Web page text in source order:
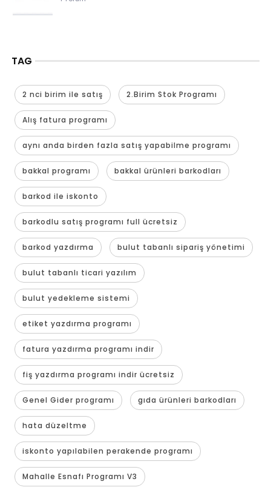
TAG
2 nci birim ile satış 2.Birim Stok Programı
Alış fatura programı
aynı anda birden fazla satış yapabilme programı
bakkal programı bakkal ürünleri barkodları
barkod ile iskonto
barkodlu satış programı full ücretsiz
barkod yazdırma bulut tabanlı sipariş yönetimi
bulut tabanlı ticari yazılım
bulut yedekleme sistemi
etiket yazdırma programı
fatura yazdırma programı indir
fiş yazdırma programı indir ücretsiz
Genel Gider programı gıda ürünleri barkodları
hata düzeltme
iskonto yapılabilen perakende programı
Mahalle Esnafı Programı V3